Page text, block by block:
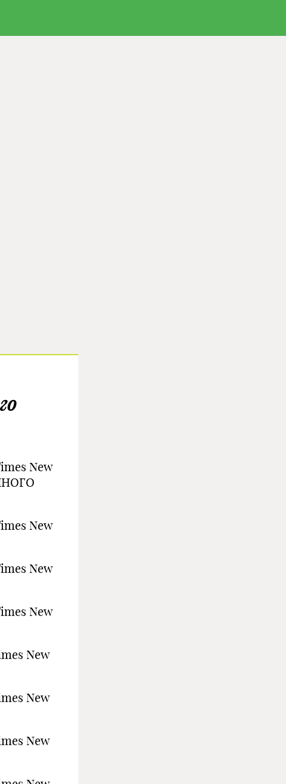
New
New
New
New
New
New
New